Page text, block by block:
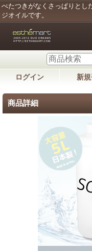
べたつきがなくさっぱりとし
ジオイルです。
ログイン 新
商品詳細